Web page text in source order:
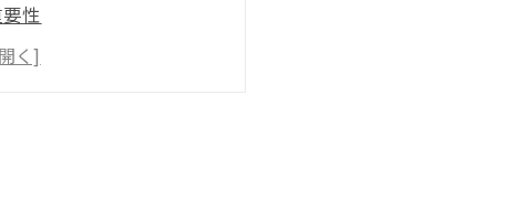
性
を支える